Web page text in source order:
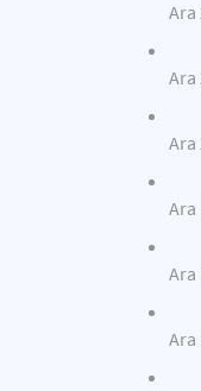
Ara
Ara
Ara
Ara
Ara
Ara